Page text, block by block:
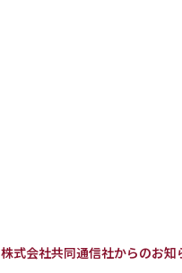
株式会社共同通信社からのお知